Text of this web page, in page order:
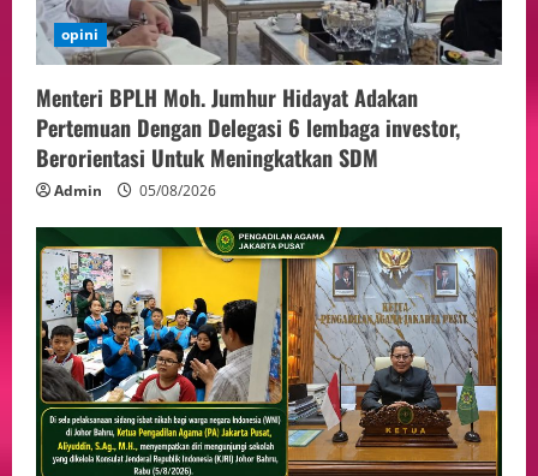
opini
Menteri BPLH Moh. Jumhur Hidayat Adakan
Pertemuan Dengan Delegasi 6 lembaga investor,
Berorientasi Untuk Meningkatkan SDM
Admin 05/08/2026